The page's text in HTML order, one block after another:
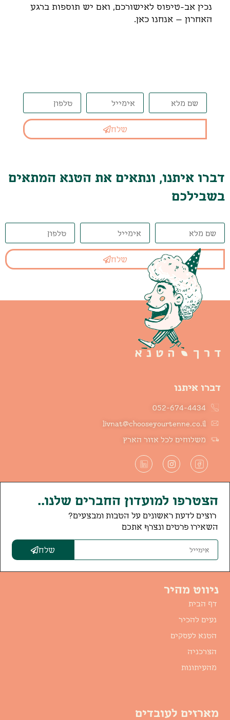
נכין אב-טיפוס לאישורכם, ואם יש תוספות ברגע
האחרון – אנחנו כאן.
שלח
דברו איתנו, ונתאים את הטנא המתאים
בשבילכם
שלח
דברו איתנו
052-674-4434
livnat@chooseyourtenne.co.il
משלוחים לכל אזור הארץ
הצטרפו למועדון החברים שלנו..
רוצים לדעת ראשונים על הטבות ומבצעים?
השאירו פרטים ונצרף אתכם
שלח
ניווט מהיר
דף הבית
נעים להכיר
הטנא לעסקים
הצרכניה
מהעיתונות
מארזים לעובדים